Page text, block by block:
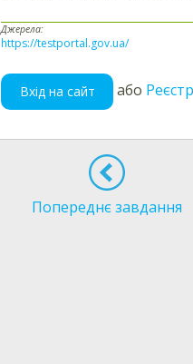
Джерела:
https://testportal.gov.ua/
Вхід на сайт або
Попереднє завдання